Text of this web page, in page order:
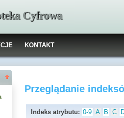
Cyfrowa
KONTAKT
Przeglądanie
Indeks atrybutu: 0-9 A B C